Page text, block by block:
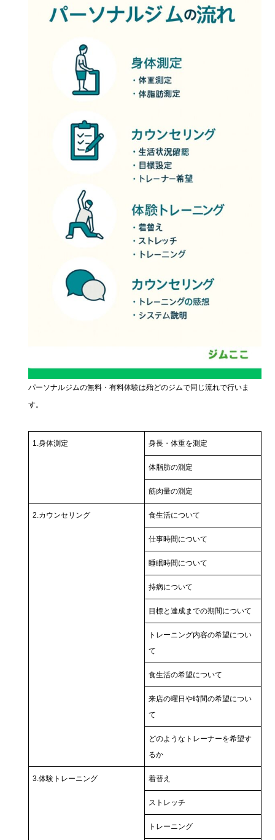
パーソナルジムの無料・有料体験は殆どのジムで同じ流れで行いま
す。
1.身体測定 身長・体重を測定
体脂肪の測定
筋肉量の測定
2.カウンセリング 食生活について
仕事時間について
睡眠時間について
持病について
目標と達成までの期間について
トレーニング内容の希望につい
て
食生活の希望について
来店の曜日や時間の希望につい
て
どのようなトレーナーを希望す
るか
3.体験トレーニング 着替え
ストレッチ
トレーニング